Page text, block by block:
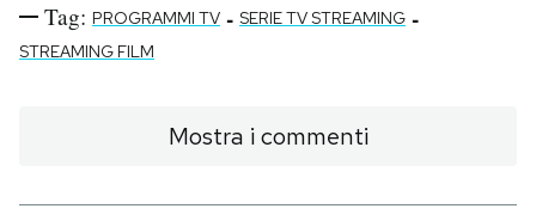
Tag: PROGRAMMI TV - SERIE TV STREAMING -
STREAMING FILM
Mostra i commenti